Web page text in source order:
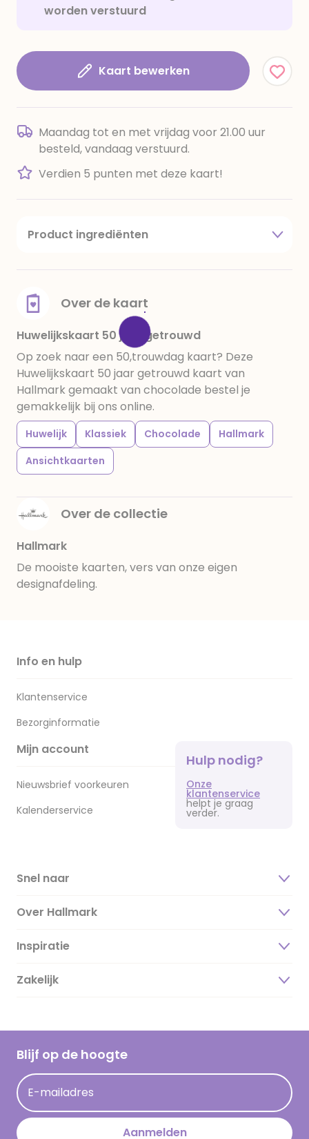
worden verstuurd
Kaart bewerken
Maandag tot en met vrijdag voor 21.00 uur
besteld, vandaag verstuurd.
Verdien 5 punten met deze kaart!
Product ingrediënten
amandelen,cacaomassa, emulgator (sojalecithine),
voedingszuur: citroenzuur E 330, verdikkingsmiddel
E415, water, bevochtigingsmiddel E422, emulgator:
E433, kleurstoffen: E102, E110, E122: kan de activiteit en
concentratie van kinderen negatief beïnvloeden,
E133, E151. Chocolade bevat ten minste 34%
cacaobestanddelen. Kan sporen van gluten
bevatten. Koel en droog bewaren.
Over de kaart
Huwelijkskaart 50 jaar getrouwd
Op zoek naar een 50,trouwdag kaart? Deze
Huwelijkskaart 50 jaar getrouwd kaart van
Hallmark gemaakt van chocolade bestel je
gemakkelijk bij ons online.
Huwelijk Klassiek Chocolade
Hallmark
Ansichtkaarten
Over de collectie
Hallmark
De mooiste kaarten, vers van onze eigen
designafdeling.
Info en hulp
Klantenservice
Bezorginformatie
Mijn account
Nieuwsbrief voorkeuren
Kalenderservice
Hulp nodig?
Onze
klantenservice
helpt je graag
verder.
Snel naar
Over Hallmark
Over ons
Duurzaamheid
Hallmark Kaartclub
Acties
Persberichten
Hallmark en Kinderpostzegels
Inspiratie
Magazine
Cadeau inspiratie
Kaartinspiratie
Zakelijk
Blijf op de hoogte
E-mailadres
Aanmelden